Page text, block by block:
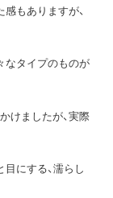
もありますが、
なタイプのものが
けましたが、実際
にする、濡らし